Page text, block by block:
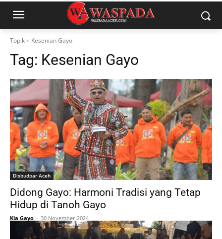
Topik Kesenian Gayo
Tag: Kesenian Gayo
Disbudpar Aceh
Didong Gayo: Harmoni Tradisi yang Tetap
Hidup di Tanoh Gayo
Kia Gayo - 30 November 2024